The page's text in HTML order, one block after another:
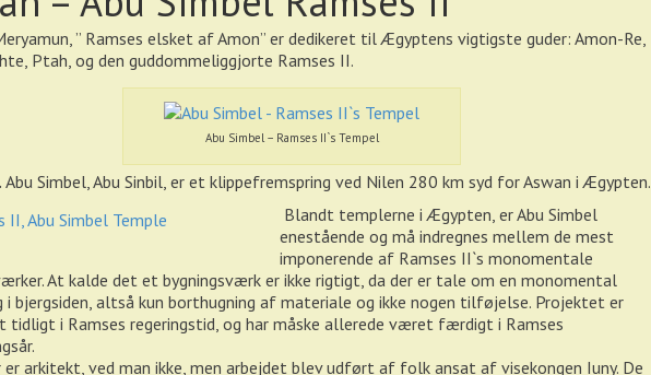
” Ramses elsket af Amon” er dedikeret til Ægyptens vigtigste guder: Amon-Re,
Ptah, og den guddommeliggjorte Ramses II.
Abu Simbel – Ramses II`s Tempel
Abu Simbel, Abu Sinbil, er et klippefremspring ved Nilen 280 km syd for Aswan i Ægypten.
Blandt templerne i Ægypten, er Abu Simbel
enestående og må indregnes mellem de mest
imponerende af Ramses II`s monomentale
At kalde det et bygningsværk er ikke rigtigt, da der er tale om en monomental
i bjergsiden, altså kun borthugning af materiale og ikke nogen tilføjelse. Projektet er
tidligt i Ramses regeringstid, og har måske allerede været færdigt i Ramses
er arkitekt, ved man ikke, men arbejdet blev udført af folk ansat af visekongen Iuny. De